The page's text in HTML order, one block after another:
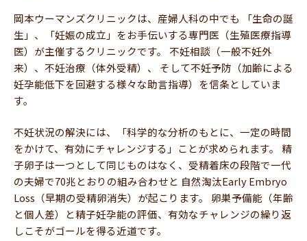
岡本ウーマンズクリニックは、産婦人科の中でも 「生命の誕
生」、「妊娠の成立」をお手伝いする専門医（生殖医療指導
医）が主催するクリニックです。 不妊相談（一般不妊外
来）、不妊治療（体外受精）、 そして不妊予防（加齢による
妊孕能低下を回避する様々な助言指導）を信条としていま
す。
不妊状況の解決には、「科学的な分析のもとに、一定の時間
をかけて、有効にチャレンジする」ことが求められます。 精
子卵子は一つとして同じものはなく、受精着床の段階で一代
の夫婦で70兆とおりの組み合わせと 自然淘汰Early Embryo
Loss（早期の受精卵消失）が起こります。 卵巣予備能（年齢
と個人差）と精子妊孕能の評価、有効なチャレンジの繰り返
しこそがゴールを得る近道です。